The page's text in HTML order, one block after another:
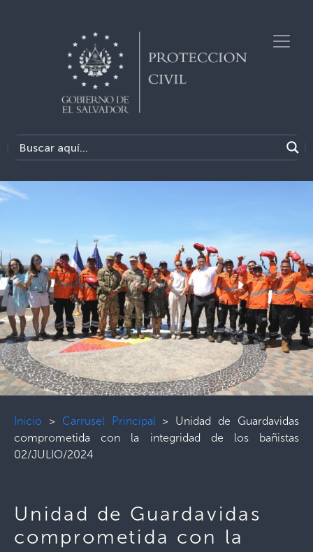
Inicio > Carrusel Principal> Unidad de Guardavidas
comprometida con la integridad de los bañistas
02/JULIO/2024
Unidad de Guardavidas
comprometida con la